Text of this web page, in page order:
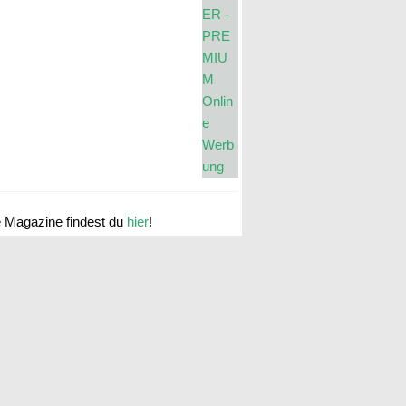
Magazine findest du hier!